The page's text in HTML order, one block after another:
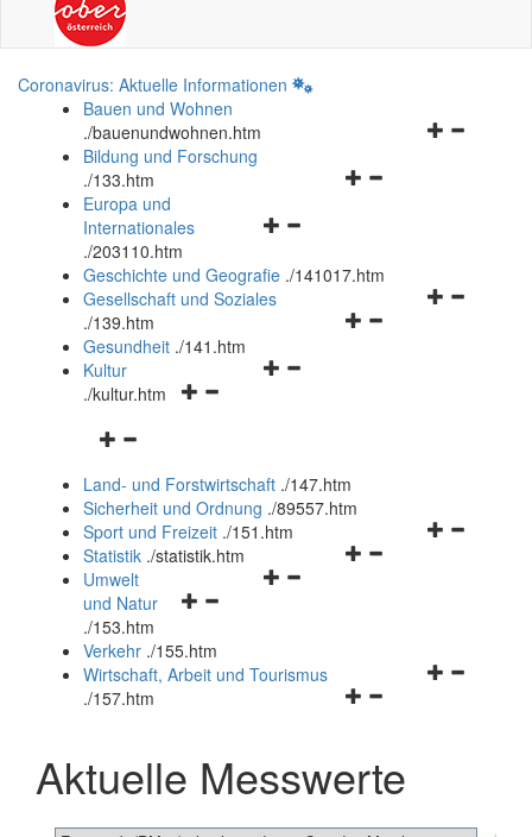
Coronavirus: Aktuelle Informationen
Bauen und Wohnen
./bauenundwohnen.htm
Navigationsmenü
Bildung und Forschung
./133.htm
Navigationsmenü
und
schließen
Europa und
Internationales
./203110.htm
Geschichte und Geografie ./141017.htm
Navigationsmenü
Gesellschaft und Soziales
./139.htm
Navigationsmenü
Gesundheit ./141.htm
Navigationsmenü
Kultur
./kultur.htm
Navigationsmenü
und
schließen
Land- und Forstwirtschaft ./147.htm
Sicherheit und Ordnung ./89557.htm
Navigationsmenü
Sport und Freizeit ./151.htm
Navigationsmenü
Statistik ./statistik.htm
Navigationsmenü
und
schließen
Umwelt
und Natur
./153.htm
Verkehr ./155.htm
Navigationsmenü
schließen
Wirtschaft, Arbeit und Tourismus
./157.htm
Aktuelle Messwerte